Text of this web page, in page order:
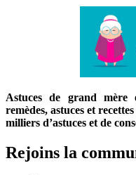
Astuces de grand
remèdes, astuces et
milliers d’astuces et de
Rejoins la